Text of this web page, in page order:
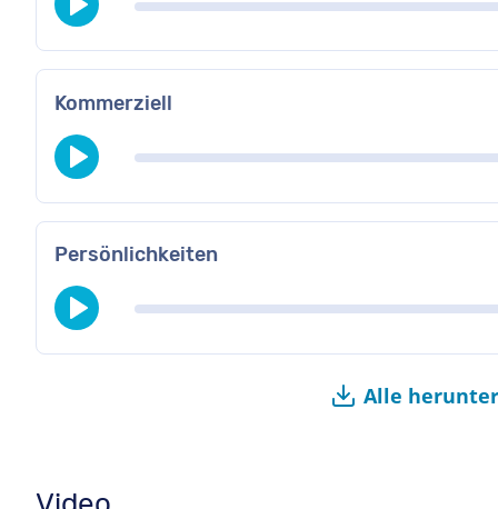
Kommerziell
Persönlichkeiten
Alle